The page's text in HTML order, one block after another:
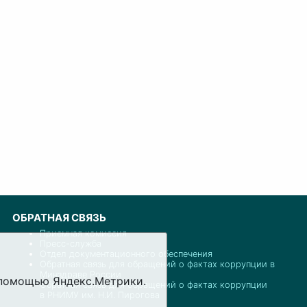
ОБРАТНАЯ СВЯЗЬ
Приемная комиссия
Отдел документационного обеспечения
Обратная связь для обращений о фактах коррупции в
Минздраве России
Обратная связь для обращений о фактах коррупции
Яндекс.Метрики.